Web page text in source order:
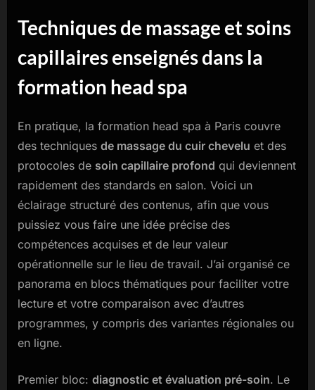
Techniques de massage et soins
capillaires enseignés dans la
formation head spa
En pratique, la formation head spa à Paris couvre
des techniques de massage du cuir chevelu et des
protocoles de soin capillaire profond qui deviennent
rapidement des standards en salon. Voici un
éclairage structuré des contenus, afin que vous
puissiez vous faire une idée précise des
compétences acquises et de leur valeur
opérationnelle sur le lieu de travail. J’ai organisé ce
panorama en blocs thématiques pour faciliter votre
lecture et votre comparaison avec d’autres
programmes, y compris des variantes régionales ou
en ligne.
Premier bloc: diagnostic et évaluation pré-soin. Le